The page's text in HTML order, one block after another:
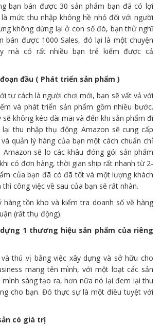
bạn bán được 30 sản phẩm bạn đã có lợi
mức thu nhập không hề nhỏ đối với người
không dừng lại ở con số đó, bạn thử nghĩ
bán được 1000 Sales, đó lại là một chuyện
mà có rất nhiều bạn trẻ kiếm được cả
đầu ( Phát triển sản phẩm )
tư cách là người chơi mới, bạn sẽ vất vả với
và phát triển sản phẩm gồm nhiều bước.
sẽ không kéo dài mãi và đến khi sản phẩm đi
thu nhập thụ động. Amazon sẽ cung cấp
quản lý hàng của bạn một cách chuẩn chỉ
Amazon sẽ lo các khâu đóng gói sản phẩm
có đơn hàng, thời gian ship rất nhanh từ 2-
của bạn đã có đã tốt và một lượng khách
công việc về sau của bạn sẽ rất nhàn.
hàng tồn kho và kiểm tra doanh số về hàng
(rất thụ động).
1 thương hiệu sản phẩm của riêng
thú vị bằng việc xây dựng và sở hữu cho
mang tên mình, với một loạt các sản
sáng tạo ra, hơn nữa nó lại đem lại thu
cho bạn. Đó thực sự là một điều tuyệt với
có giá trị